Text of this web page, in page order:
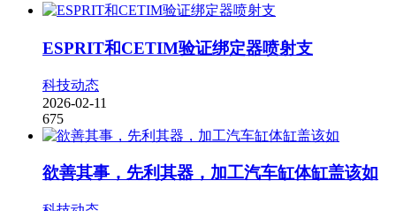
ESPRIT和CETIM验证绑定器喷射支
科技动态
2026-02-11
675
欲善其事，先利其器，加工汽车缸体缸盖该如